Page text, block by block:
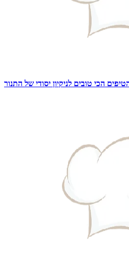
הכי טובים לניקיון יסודי של התנור